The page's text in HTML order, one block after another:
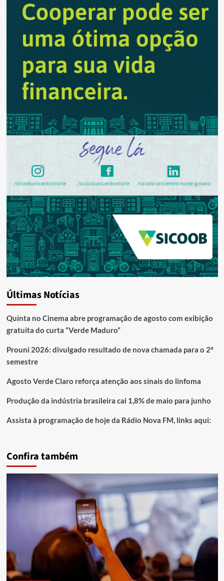
Últimas Notícias
Quinta no Cinema abre programação de agosto com exibição
gratuita do curta “Verde Maduro”
Prouni 2026: divulgado resultado de nova chamada para o 2º
semestre
Agosto Verde Claro reforça atenção aos sinais do linfoma
Produção da indústria brasileira cai 1,8% de maio para junho
Assista à programação de hoje da Rádio Nova FM, links aqui:
Confira também